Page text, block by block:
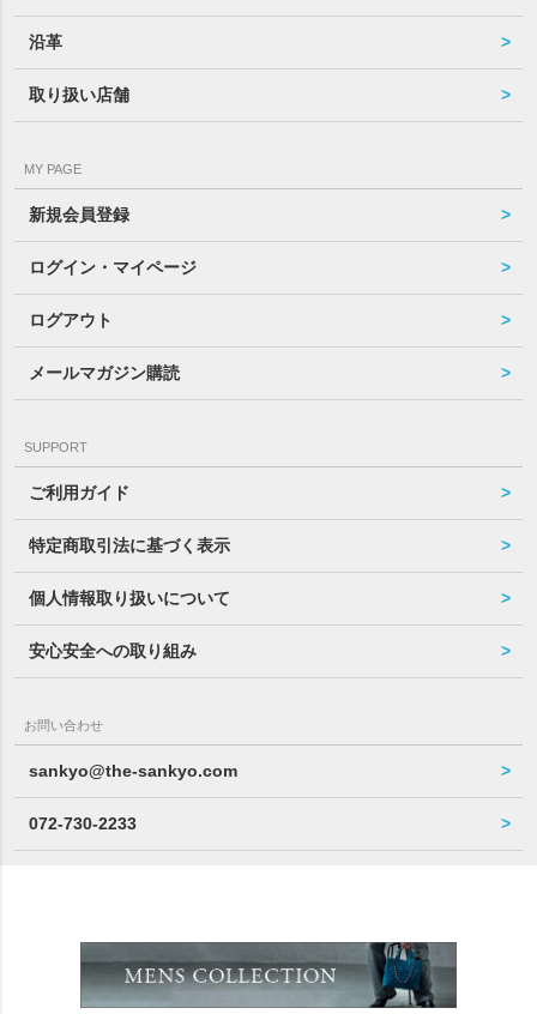
沿革
取り扱い店舗
MY PAGE
新規会員登録
ログイン・マイページ
ログアウト
メールマガジン購読
SUPPORT
ご利用ガイド
特定商取引法に基づく表示
個人情報取り扱いについて
安心安全への取り組み
お問い合わせ
sankyo@the-sankyo.com
072-730-2233